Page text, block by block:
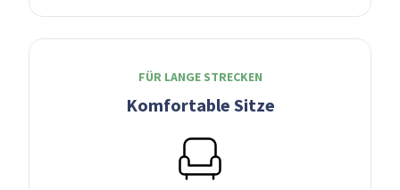
FÜR LANGE STRECKEN
Komfortable Sitze